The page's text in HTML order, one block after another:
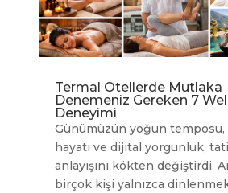
Termal Otellerde Mutlaka
Denemeniz Gereken 7
Deneyimi
Günümüzün yoğun
hayatı ve dijital yorgunluk,
anlayışını kökten değiştirdi.
birçok kişi yalnızca